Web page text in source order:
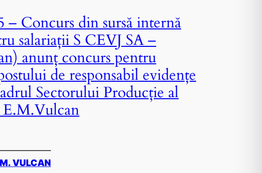
– Concurs din sursă internă
salariații S CEVJ SA –
anunț concurs pentru
de responsabil evidențe
Sectorului Producție al
E.M.Vulcan
VULCAN